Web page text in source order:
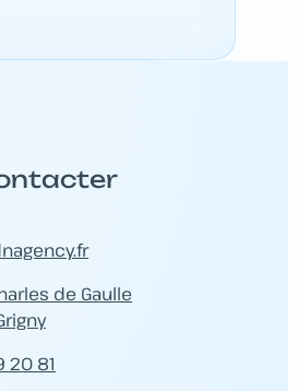
de Gaulle
20 81